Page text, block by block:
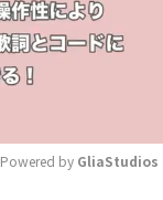
Powered by GliaStudios